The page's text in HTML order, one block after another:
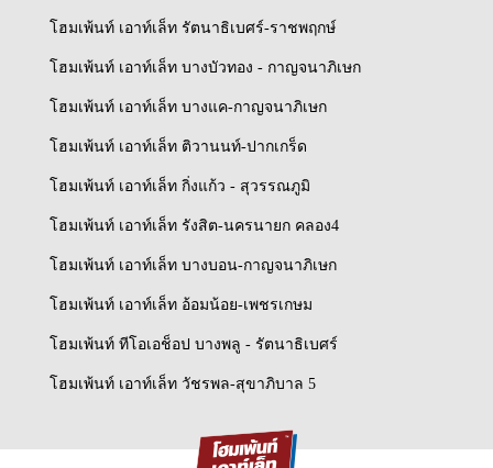
โฮมเพ้นท์ เอาท์เล็ท รัตนาธิเบศร์-ราชพฤกษ์
โฮมเพ้นท์ เอาท์เล็ท บางบัวทอง - กาญจนาภิเษก
โฮมเพ้นท์ เอาท์เล็ท บางแค-กาญจนาภิเษก
โฮมเพ้นท์ เอาท์เล็ท ติวานนท์-ปากเกร็ด
โฮมเพ้นท์ เอาท์เล็ท กิ่งแก้ว - สุวรรณภูมิ
โฮมเพ้นท์ เอาท์เล็ท รังสิต-นครนายก คลอง4
โฮมเพ้นท์ เอาท์เล็ท บางบอน-กาญจนาภิเษก
โฮมเพ้นท์ เอาท์เล็ท อ้อมน้อย-เพชรเกษม
โฮมเพ้นท์ ทีโอเอช็อป บางพลู - รัตนาธิเบศร์
โฮมเพ้นท์ เอาท์เล็ท วัชรพล-สุขาภิบาล 5